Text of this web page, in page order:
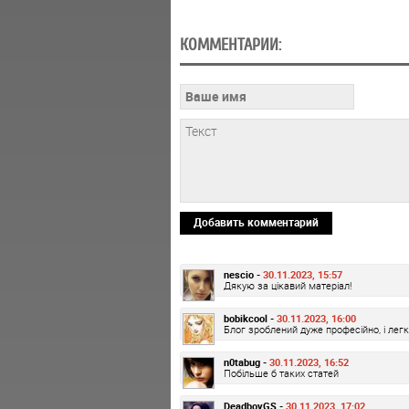
КОММЕНТАРИИ:
Добавить комментарий
nescio - 30.11.2023, 15:57
Дякую за цікавий матеріал!
bobikcool - 30.11.2023, 16:00
Блог зроблений дуже професійно, і
n0tabug - 30.11.2023, 16:52
Побільше б таких статей
DeadboyGS - 30.11.2023, 17:02